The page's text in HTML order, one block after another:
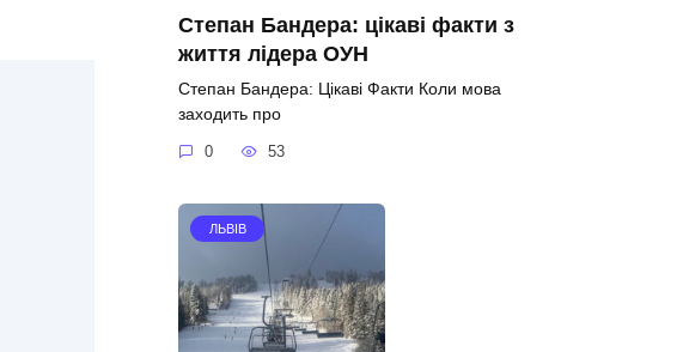
Степан Бандера: цікаві факти з
життя лідера ОУН
Степан Бандера: Цікаві Факти Коли мова
заходить про
0 53
ЛЬВІВ